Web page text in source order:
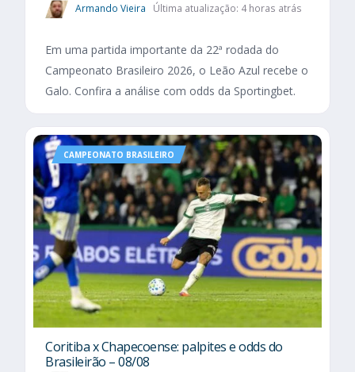
Armando Vieira Última atualização: 4 horas atrás
Em uma partida importante da 22ª rodada do
Campeonato Brasileiro 2026, o Leão Azul recebe o
Galo. Confira a análise com odds da Sportingbet.
CAMPEONATO BRASILEIRO
Coritiba x Chapecoense: palpites e odds do
Brasileirão – 08/08